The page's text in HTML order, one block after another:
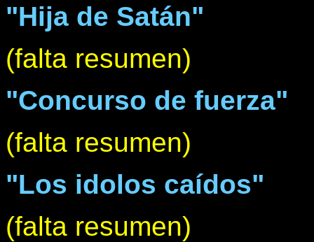
"Hija de Satán"
(falta resumen)
"Concurso de fuerza"
(falta resumen)
"Los idolos caídos"
(falta resumen)